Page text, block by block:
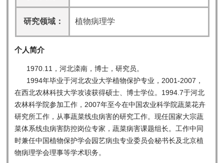
研究领域： 植物病理学
个人简介
1970.11，河北滦南，博士，研究员。
1994年毕业于河北农业大学植物保护专业，2001-2007，
在西北农林科技大学攻读获得硕士、博士学位。1994.7于河北
农林科学院参加工作，2007年至今在中国农业科学院蔬菜花卉
研究所工作，从事蔬菜线虫病害的研究工作。现任国家大宗蔬
菜体系线虫病害防控岗位专家，蔬菜病害课题组长。工作中同
时兼任中国植物保护学会园艺病虫专业委员会秘书长及北京植
物病理学会理事等学术职务。